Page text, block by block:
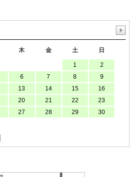
木 金 土 日
1
2
6 7 8
9
13 14 15
16
20 21 22
23
27 28 29
30